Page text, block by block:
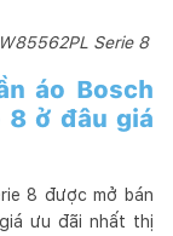
Serie 8
áo Bosch
8 ở đâu giá
8 được mở bán
ưu đãi nhất thị